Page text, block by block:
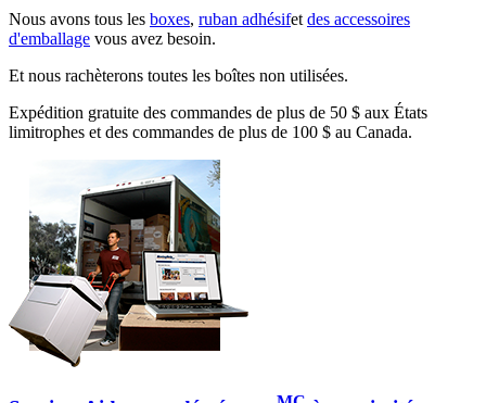
Nous avons tous les boxes, ruban adhésifet des accessoires
d'emballage vous avez besoin.
Et nous rachèterons toutes les boîtes non utilisées.
Expédition gratuite des commandes de plus de 50 $ aux États
limitrophes et des commandes de plus de 100 $ au Canada.